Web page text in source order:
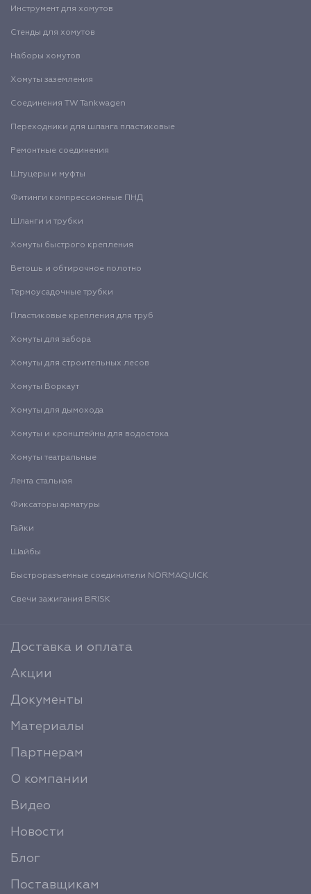
Инструмент для хомутов
Стенды для хомутов
Наборы хомутов
Хомуты заземления
Соединения TW Tankwagen
Переходники для шланга пластиковые
Ремонтные соединения
Штуцеры и муфты
Фитинги компрессионные ПНД
Шланги и трубки
Хомуты быстрого крепления
Ветошь и обтирочное полотно
Термоусадочные трубки
Пластиковые крепления для труб
Хомуты для забора
Хомуты для строительных лесов
Хомуты Воркаут
Хомуты для дымохода
Хомуты и кронштейны для водостока
Хомуты театральные
Лента стальная
Фиксаторы арматуры
Гайки
Шайбы
Быстроразъемные соединители NORMAQUICK
Свечи зажигания BRISK
Доставка и оплата
Акции
Документы
Материалы
Партнерам
О компании
Видео
Новости
Блог
Поставщикам